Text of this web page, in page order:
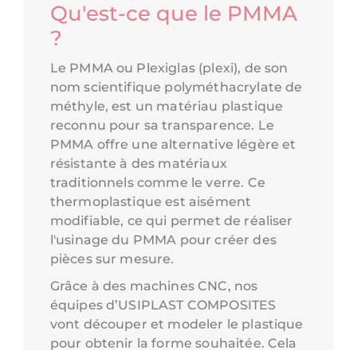
Qu'est-ce que le PMMA
?
Le PMMA ou Plexiglas (plexi), de son
nom scientifique polyméthacrylate de
méthyle, est un matériau plastique
reconnu pour sa transparence. Le
PMMA offre une alternative légère et
résistante à des matériaux
traditionnels comme le verre. Ce
thermoplastique est aisément
modifiable, ce qui permet de réaliser
l'usinage du PMMA pour créer des
pièces sur mesure.
Grâce à des machines CNC, nos
équipes d’USIPLAST COMPOSITES
vont découper et modeler le plastique
pour obtenir la forme souhaitée. Cela